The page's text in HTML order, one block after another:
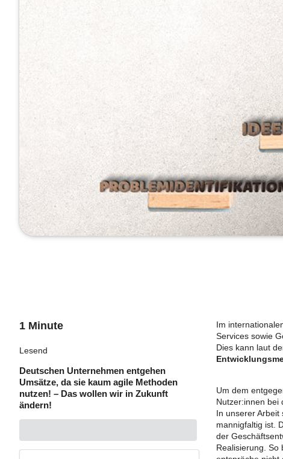
1 Minute
Lesend
Deutschen Unternehmen entgehen
Umsätze, da sie kaum agile Methoden
nutzen! – Das wollen wir in Zukunft
ändern!
Im
Services sowie
Dies kann laut
Um dem
Nutzer:innen bei
In unserer Arbeit
mannigfaltig ist.
der
Realisierung. So